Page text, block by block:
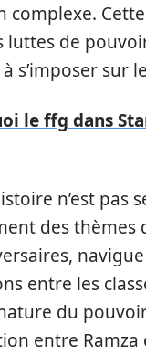
complexe.
luttes de
s’imposer sur
le ffg dans
n’est
des thèmes
entre les
du
entre